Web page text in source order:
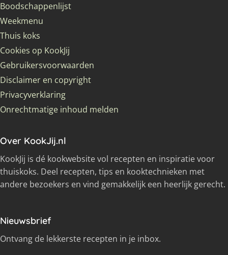
Boodschappenlijst
Weekmenu
Thuis koks
Cookies op KookJij
Gebruikersvoorwaarden
Disclaimer en copyright
Privacyverklaring
Onrechtmatige inhoud melden
Over KookJij.nl
KookJij is dé kookwebsite vol recepten en inspiratie voor
thuiskoks. Deel recepten, tips en kooktechnieken met
andere bezoekers en vind gemakkelijk een heerlijk gerecht.
Nieuwsbrief
Ontvang de lekkerste recepten in je inbox.